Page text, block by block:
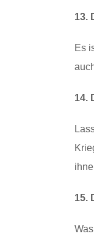
13.
Es
14.
15.